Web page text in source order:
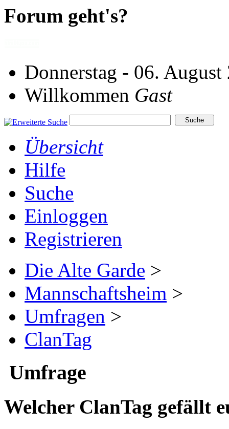
Forum geht's?
Donnerstag - 06.
Willkommen Gast
Übersicht
Hilfe
Suche
Einloggen
Registrieren
Die Alte Garde >
Mannschaftsheim >
Umfragen >
ClanTag
Umfrage
Welcher ClanTag gefällt